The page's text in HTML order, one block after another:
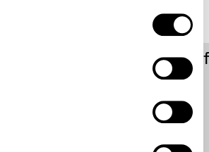
Wie